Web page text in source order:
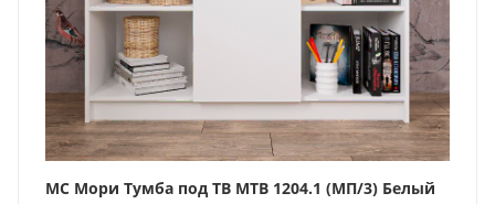
МС Мори Тумба под ТВ МТВ 1204.1 (МП/3) Белый